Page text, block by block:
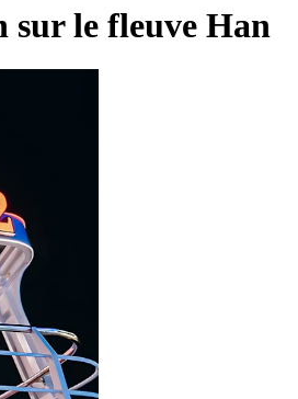
sur le fleuve Han